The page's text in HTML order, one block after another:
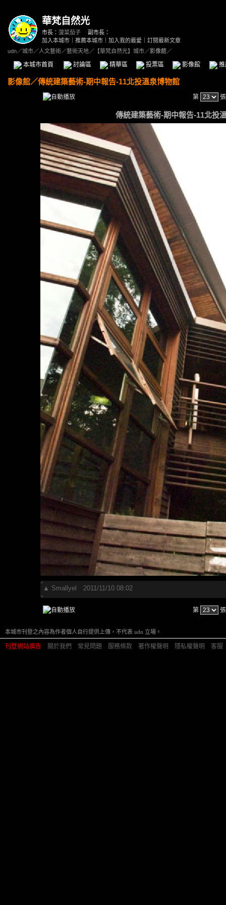
華梵自然光
市長： 菠菜茄子
副市長：
加入本城市
推薦本城市 加入我的最愛
訂閱最新文章
udn／城市／人文藝術／藝術天地／ 【華梵自然光】城市／影像館／
本城市首頁 討論區 精華區 投票區 影像館
影像館／傳統建築藝術-期中報告-11北投溫泉博物館
第
傳統建築藝術-期中報告-11北投
▲ Smallyel 2011/11/10 08:02
第
本城市刊登之內容為作者個人自行提供上傳，不代表 udn 立場。
刊登網站廣告 關於我們 常見問題 服務條款 著作權聲明 隱私權聲明 客服